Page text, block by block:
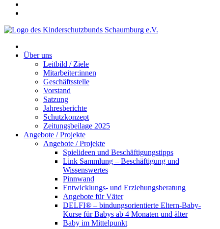
Über uns
Leitbild / Ziele
Mitarbeiter:innen
Geschäftsstelle
Vorstand
Satzung
Jahresberichte
Schutzkonzept
Zeitungsbeilage 2025
Angebote / Projekte
Angebote / Projekte
Spielideen und Beschäftigungstipps
Link Sammlung – Beschäftigung und
Wissenswertes
Pinnwand
Entwicklungs- und Erziehungsberatung
Angebote für Väter
DELFI® – bindungsorientierte Eltern-Baby-
Kurse für Babys ab 4 Monaten und älter
Baby im Mittelpunkt